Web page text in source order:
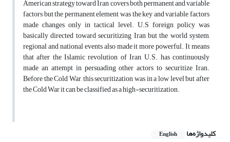
American strategy toward Iran covers both permanent and variable
factors but the permanent element was the key and variable factors
made changes only in tactical level. U.S foreign policy was
basically directed toward securitizing Iran but the world system,
regional and national events also made it more powerful. It means
that after the Islamic revolution of Iran, U.S. has continuously
made an attempt in persuading other actors to securitize Iran.
Before the Cold War, this securitization was in a low level but after
the Cold War it can be classified as a high-securitization.
کلیدواژه‌ها English